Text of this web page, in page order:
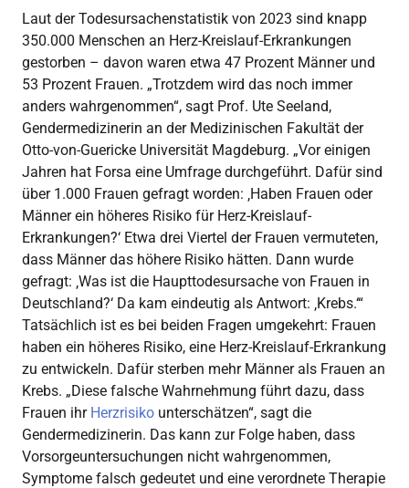
Laut der Todesursachenstatistik von 2023 sind knapp
350.000 Menschen an Herz-Kreislauf-Erkrankungen
gestorben – davon waren etwa 47 Prozent Männer und
53 Prozent Frauen. „Trotzdem wird das noch immer
anders wahrgenommen“, sagt Prof. Ute Seeland,
Gendermedizinerin an der Medizinischen Fakultät der
Otto-von-Guericke Universität Magdeburg. „Vor einigen
Jahren hat Forsa eine Umfrage durchgeführt. Dafür sind
über 1.000 Frauen gefragt worden: ‚Haben Frauen oder
Männer ein höheres Risiko für Herz-Kreislauf-
Erkrankungen?‘ Etwa drei Viertel der Frauen vermuteten,
dass Männer das höhere Risiko hätten. Dann wurde
gefragt: ‚Was ist die Haupttodesursache von Frauen in
Deutschland?‘ Da kam eindeutig als Antwort: ‚Krebs.‘“
Tatsächlich ist es bei beiden Fragen umgekehrt: Frauen
haben ein höheres Risiko, eine Herz-Kreislauf-Erkrankung
zu entwickeln. Dafür sterben mehr Männer als Frauen an
Krebs. „Diese falsche Wahrnehmung führt dazu, dass
Frauen ihr Herzrisiko unterschätzen“, sagt die
Gendermedizinerin. Das kann zur Folge haben, dass
Vorsorgeuntersuchungen nicht wahrgenommen,
Symptome falsch gedeutet und eine verordnete Therapie